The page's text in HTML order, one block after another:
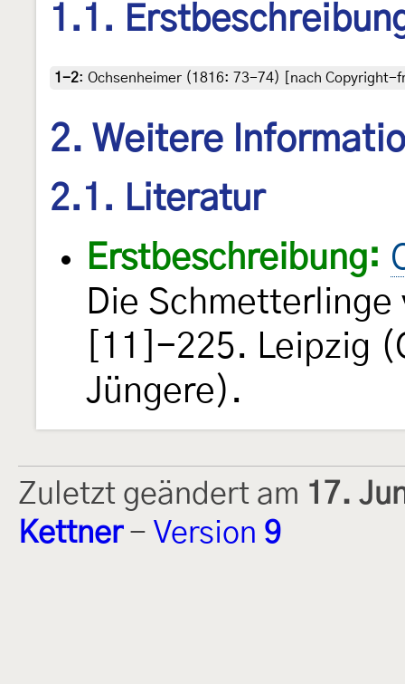
1.1.
1-2: Ochsenheimer (1816: 73-74) [nach Copyright-
2. Weitere
2.1. Literatur
Erstbeschreibung:
Die
[11]-225. Leipzig
Jüngere).
Zuletzt geändert am 17.
Kettner- Version 9